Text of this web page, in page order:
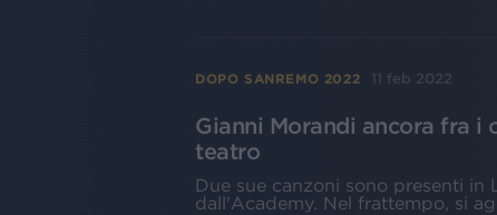
DOPO SANREMO 2022 11 feb 2022
Gianni Morandi ancora fra i
teatro
Due sue canzoni sono presenti
dall'Academy. Nel frattempo, si